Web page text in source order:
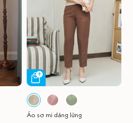
Áo sơ mi dáng lửng